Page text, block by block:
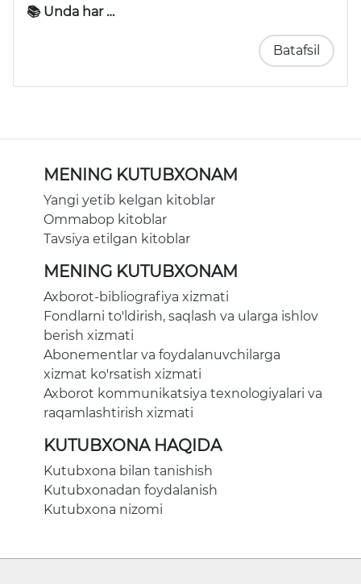
📚 Unda har …
Batafsil
MENING KUTUBXONAM
Yangi yetib kelgan kitoblar
Ommabop kitoblar
Tavsiya etilgan kitoblar
MENING KUTUBXONAM
Axborot-bibliografiya xizmati
Fondlarni to'ldirish, saqlash va ularga ishlov
berish xizmati
Abonementlar va foydalanuvchilarga
xizmat ko'rsatish xizmati
Axborot kommunikatsiya texnologiyalari va
raqamlashtirish xizmati
KUTUBXONA HAQIDA
Kutubxona bilan tanishish
Kutubxonadan foydalanish
Kutubxona nizomi